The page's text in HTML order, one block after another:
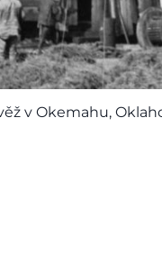
v Okemahu,